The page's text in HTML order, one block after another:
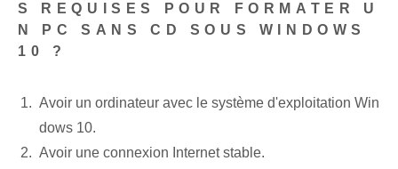
S REQUISES POUR FORMATER U
N PC SANS CD SOUS WINDOWS
10 ?
Avoir un ordinateur⁢ avec le système d'exploitation Win
dows 10.
Avoir une connexion Internet stable.